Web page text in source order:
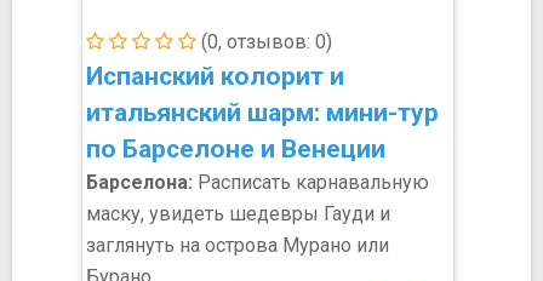
(0, отзывов: 0)
Испанский колорит и
итальянский шарм: мини-тур
по Барселоне и Венеции
Барселона: Расписать карнавальную
маску, увидеть шедевры Гауди и
заглянуть на острова Мурано или